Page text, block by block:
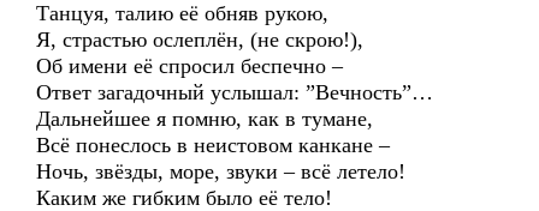
Танцуя, талию её обняв рукою,
Я, страстью ослеплён, (не скрою!),
Об имени её спросил беспечно –
Ответ загадочный услышал: ”Вечность”…
Дальнейшее я помню, как в тумане,
Всё понеслось в неистовом канкане –
Ночь, звёзды, море, звуки – всё летело!
Каким же гибким было её тело!